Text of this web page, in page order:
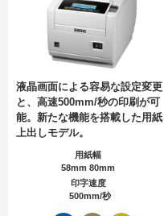
液晶画面による容易な設定変更
と、高速500mm/秒の印刷が可
能。新たな機能を搭載した用紙
上出しモデル。
用紙幅
58mm 80mm
印字速度
500mm/秒